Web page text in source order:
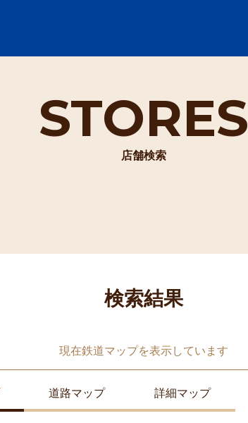
STORES
店舗検索
検索結果
現在鉄道マップを表示しています
道路マップ 詳細マップ